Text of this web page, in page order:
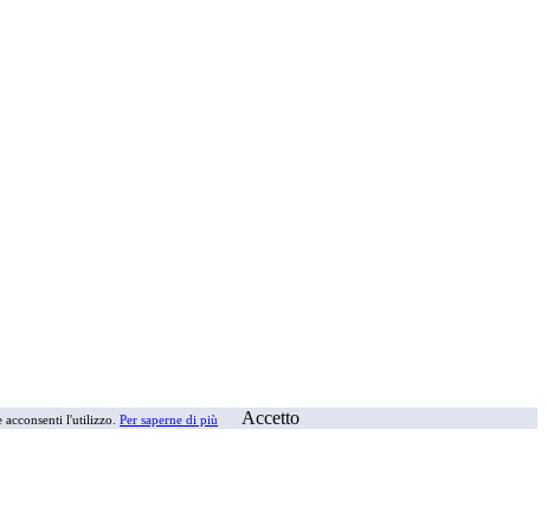
l'utilizzo. Per saperne di più Accetto